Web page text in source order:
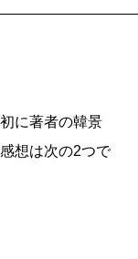
に著者の韓景
想は次の2つで